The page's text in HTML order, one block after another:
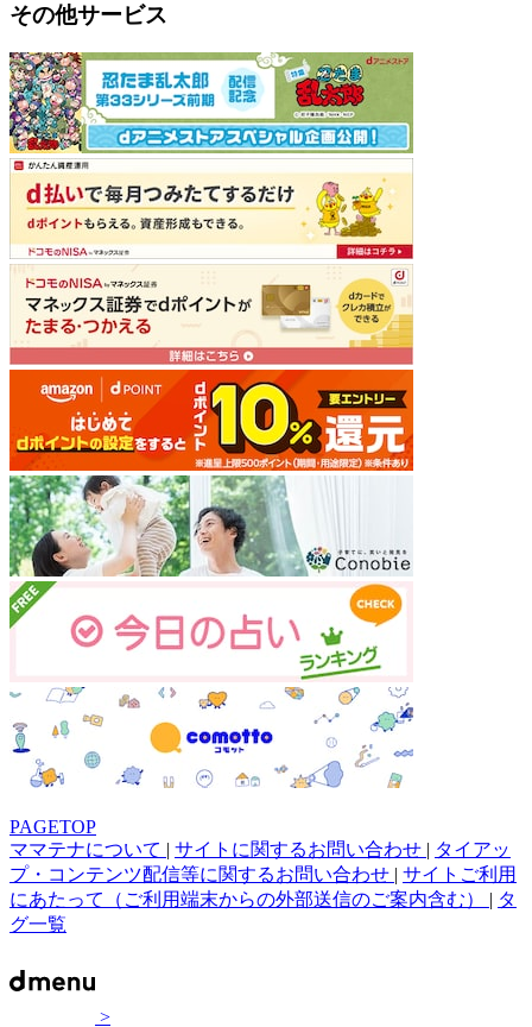
その他サービス
PAGETOP
ママテナについて | サイトに関するお問い合わせ | タイアッ
プ・コンテンツ配信等に関するお問い合わせ | サイトご利用
にあたって（ご利用端末からの外部送信のご案内含む） | タ
グ一覧
>